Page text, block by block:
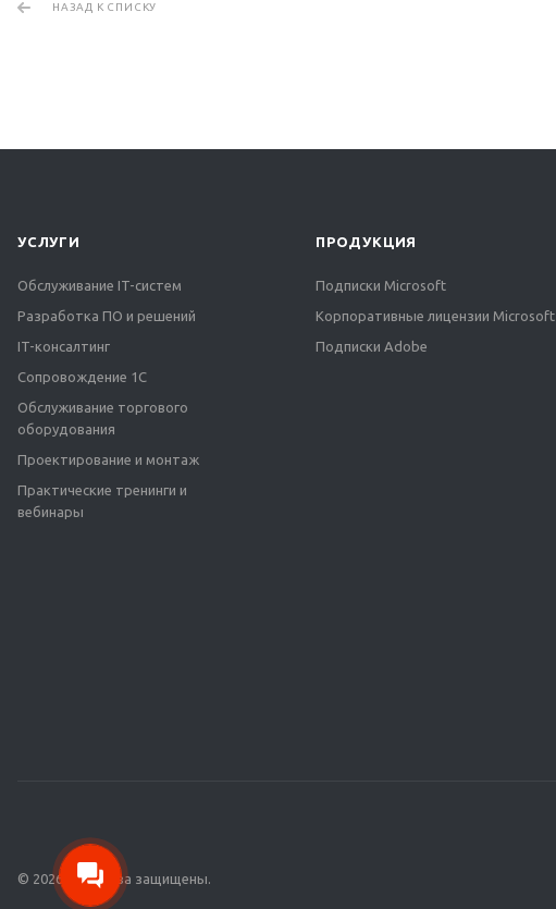
НАЗАД К СПИСКУ
УСЛУГИ
Обслуживание IT-систем
Разработка ПО и решений
IT-консалтинг
Сопровождение 1С
Обслуживание торгового
оборудования
Проектирование и монтаж
Практические тренинги и
вебинары
ПРОДУКЦИЯ
Подписки Microsoft
Корпоративные лицензии Microsoft
Подписки Adobe
© 2026 Все права защищены.